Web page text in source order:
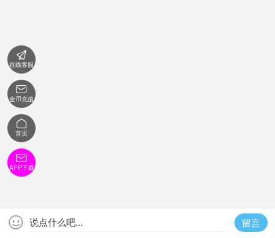
 说点什么吧... 留言

在线客服

金币充值

首页

APP下载